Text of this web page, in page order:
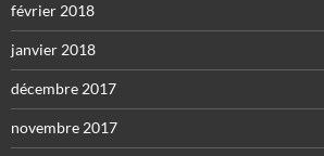
février 2018
janvier 2018
décembre 2017
novembre 2017